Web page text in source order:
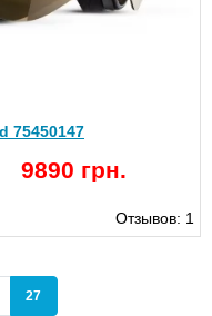
75450147
9890 грн.
Отзывов: 1
27(current)